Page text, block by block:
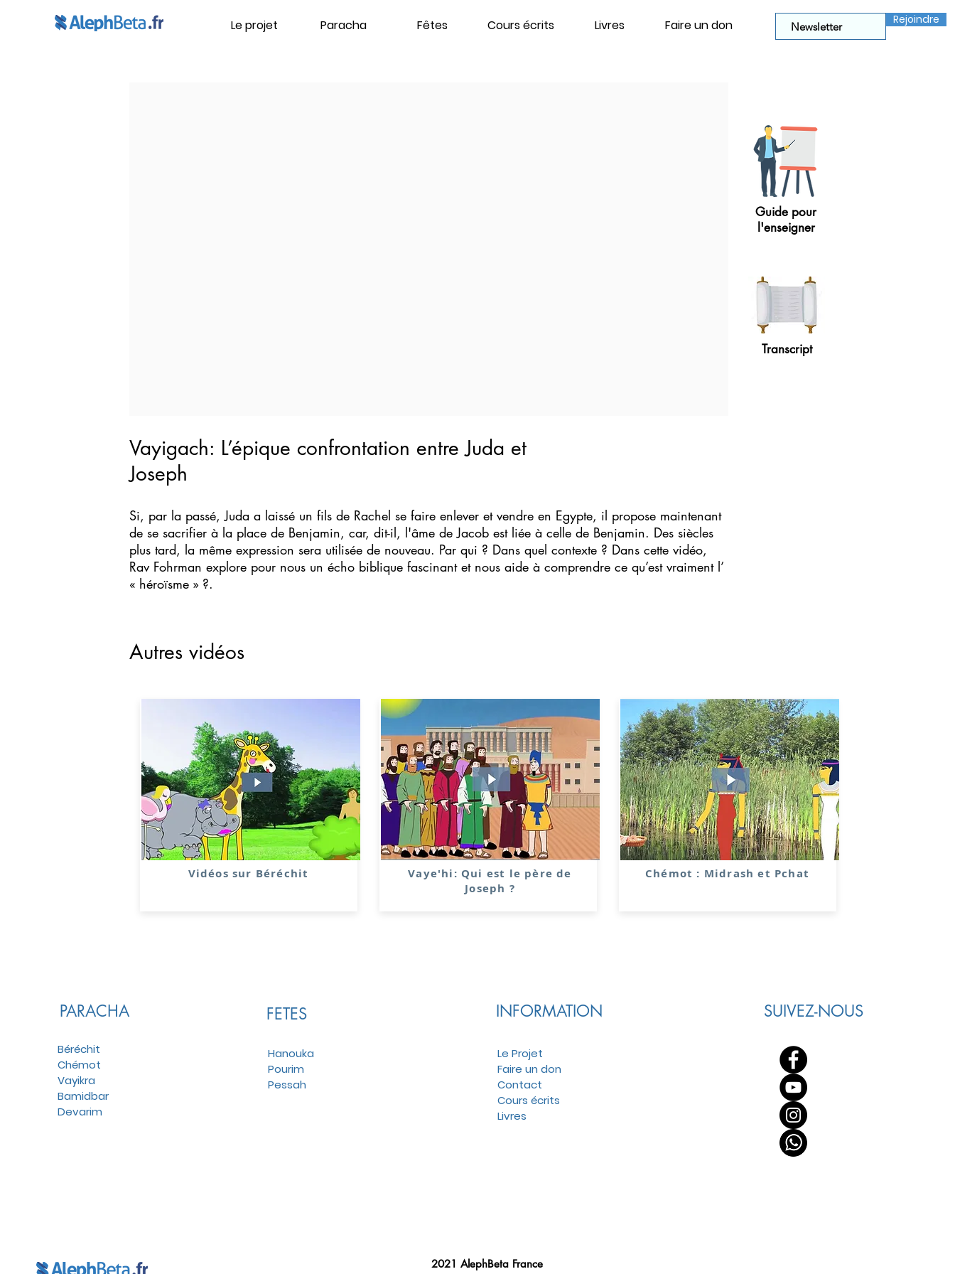
Le projet Paracha Fêtes Cours écrits Livres Faire un don Rejoindre
Guide pour
l'enseigner
Transcript
Vayigach: L’épique confrontation entre Juda et
Joseph
Si, par la passé, Juda a laissé un fils de Rachel se faire enlever et vendre en Egypte, il propose maintenant
de se sacrifier à la place de Benjamin, car, dit-il, l'âme de Jacob est liée à celle de Benjamin. Des siècles
plus tard, la même expression sera utilisée de nouveau. Par qui ? Dans quel contexte ? Dans cette vidéo,
Rav Fohrman explore pour nous un écho biblique fascinant et nous aide à comprendre ce qu’est vraiment l’
« héroïsme » ?.
Autres vidéos
Vidéos sur Béréchit
Vaye'hi: Qui est le père de
Joseph ?
Chémot : Midrash et Pchat
PARACHA
Béréchit
Chémot
Vayikra
Bamidbar
Devarim
FETES
Hanouka
Pourim
Pessah
INFORMATION
Le Projet
Faire un don
Contact
Cours écrits
Livres
SUIVEZ-NOUS
2021 AlephBeta France